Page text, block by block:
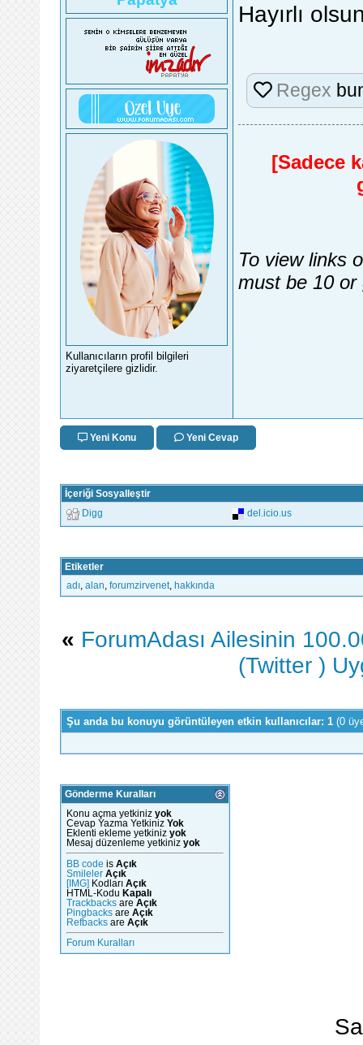
Kullanıcıların profil bilgileri
ziyaretçilere gizlidir.
Hayırlı
Regex
[Sadece
To view links
must be 10 or
Yeni Konu Yeni Cevap
İçeriği Sosyalleştir
Digg del.icio.us
Etiketler
adı alan forumzirvenet hakkında
« ForumAdası Ailesinin
(Twitter )
Şu anda bu konuyu görüntüleyen etkin kullanıcılar: 1 (0
Gönderme Kuralları
Konu açma yetkiniz yok
Cevap Yazma Yetkiniz Yok
Eklenti ekleme yetkiniz yok
Mesaj düzenleme yetkiniz yok
BB code is Açık
Smileler Açık
[IMG] Kodları Açık
HTML-Kodu Kapalı
Trackbacks are Açık
Pingbacks are Açık
Refbacks are Açık
Forum Kuralları